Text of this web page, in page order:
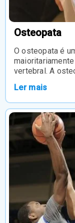
Osteopata
O osteopata é
vertebral. A
Ler mais